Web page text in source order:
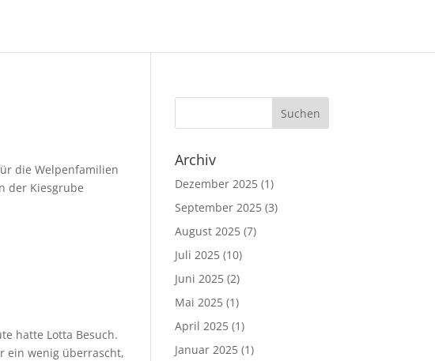
die Welpenfamilien
der Kiesgrube
hatte Lotta Besuch.
ein wenig überrascht,
Archiv
Dezember 2025 (1)
September 2025 (3)
August 2025 (7)
Juli 2025 (10)
Juni 2025 (2)
Mai 2025 (1)
April 2025 (1)
Januar 2025 (1)